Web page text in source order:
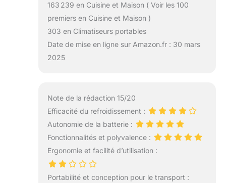
163 239 en Cuisine et Maison ( Voir les 100
premiers en Cuisine et Maison )
303 en Climatiseurs portables
Date de mise en ligne sur Amazon.fr : 30 mars
2025
Note de la rédaction 15/20
Efficacité du refroidissement :
Autonomie de la batterie :
Fonctionnalités et polyvalence :
Ergonomie et facilité d’utilisation :
Portabilité et conception pour le transport :